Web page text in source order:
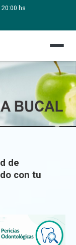
hs
de
con tu